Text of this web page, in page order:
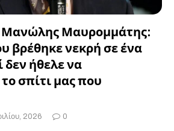
Μανώλης Μαυρομμάτης:
βρέθηκε νεκρή σε ένα
δεν ήθελε να
σπίτι μας που
2026 0